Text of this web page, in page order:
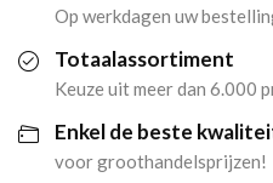
pads)
aantal
Op werkdagen uw
Totaalassortiment
Keuze uit meer dan 6.000
Enkel de beste
voor groothandelsprijzen!